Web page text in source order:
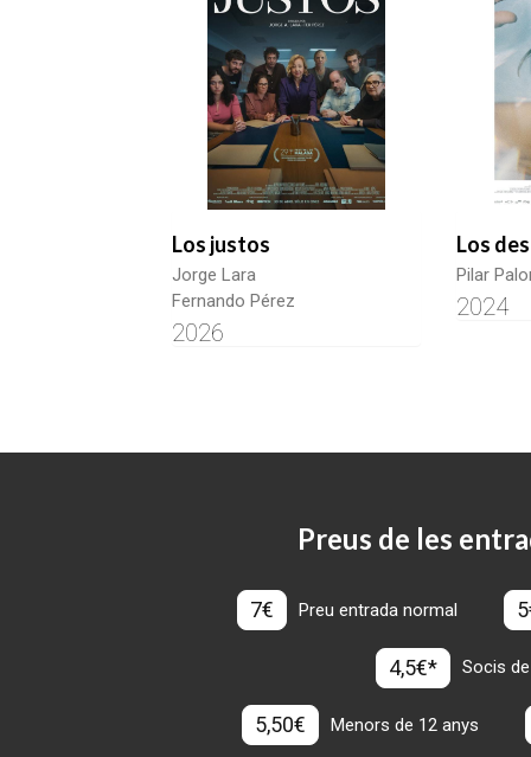
Los justos
Jorge Lara
Fernando Pérez
2026
Los
Pilar
2024
Preus de les
7€ Preu entrada normal
4,5€* Socis
5,50€ Menors de 12 anys